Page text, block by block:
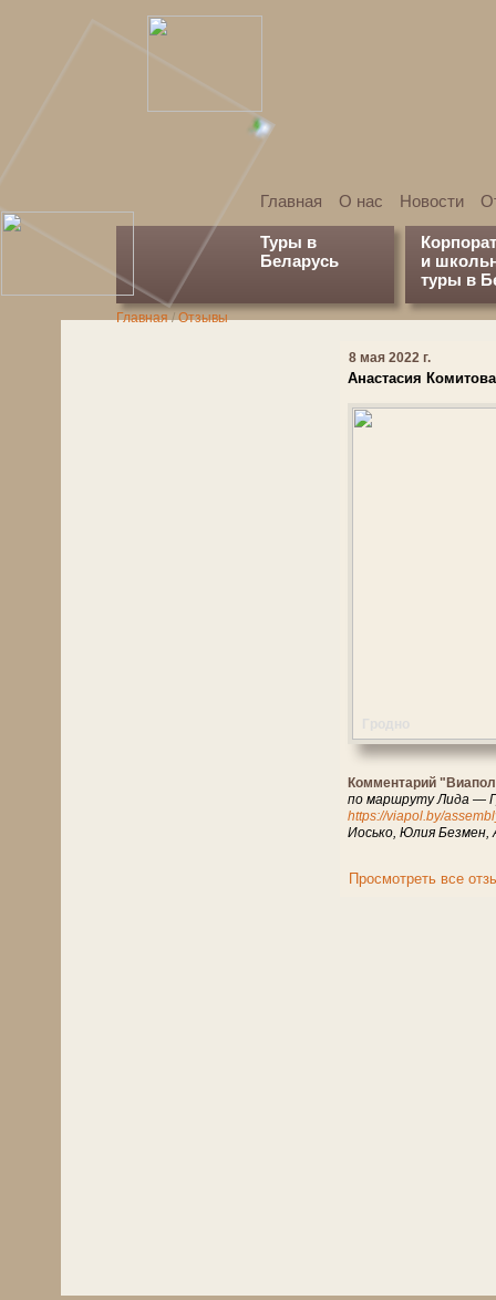
Главная О нас Новости
Туры в
Беларусь
и
туры в
Главная/Отзывы
8 мая 2022 г.
Анастасия
Комментарий
по маршруту Лида —
https://viapol.by/
Иосько, Юлия Безмен,
Просмотреть все